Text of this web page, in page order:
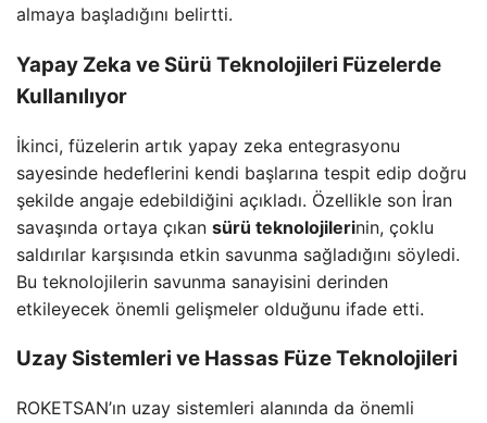
almaya başladığını belirtti.
Yapay Zeka ve Sürü Teknolojileri Füzelerde
Kullanılıyor
İkinci, füzelerin artık yapay zeka entegrasyonu
sayesinde hedeflerini kendi başlarına tespit edip doğru
şekilde angaje edebildiğini açıkladı. Özellikle son İran
savaşında ortaya çıkan sürü teknolojilerinin, çoklu
saldırılar karşısında etkin savunma sağladığını söyledi.
Bu teknolojilerin savunma sanayisini derinden
etkileyecek önemli gelişmeler olduğunu ifade etti.
Uzay Sistemleri ve Hassas Füze Teknolojileri
ROKETSAN’ın uzay sistemleri alanında da önemli